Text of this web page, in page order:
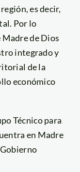
es decir,
Por lo
de Dios
integrado y
de la
económico
Técnico para
en Madre